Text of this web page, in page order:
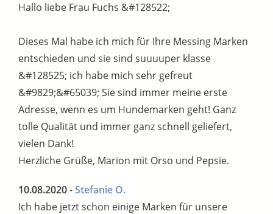
Hallo liebe Frau Fuchs &#128522;
Dieses Mal habe ich mich für Ihre Messing Marken
entschieden und sie sind suuuuper klasse
&#128525; ich habe mich sehr gefreut
&#9829;&#65039; Sie sind immer meine erste
Adresse, wenn es um Hundemarken geht! Ganz
tolle Qualität und immer ganz schnell geliefert,
vielen Dank!
Herzliche Grüße, Marion mit Orso und Pepsie.
10.08.2020-Stefanie O.
Ich habe jetzt schon einige Marken für unsere